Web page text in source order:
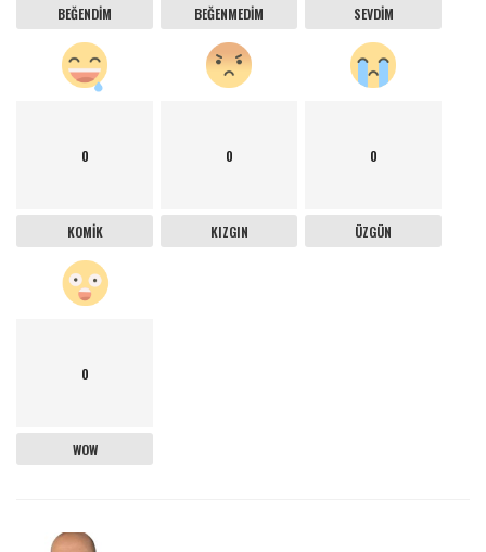
BEĞENDIM BEĞENMEDIM SEVDIM
0
KOMIK
0
KIZGIN
0
ÜZGÜN
0
WOW